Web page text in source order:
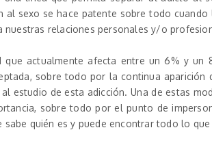
al sexo se hace patente sobre todo
nuestras relaciones personales y/o
que actualmente afecta entre un 6% y
sobre todo por la continua
estudio de esta adicción. Una de estas
sobre todo por el punto de
sabe quién es y puede encontrar todo lo